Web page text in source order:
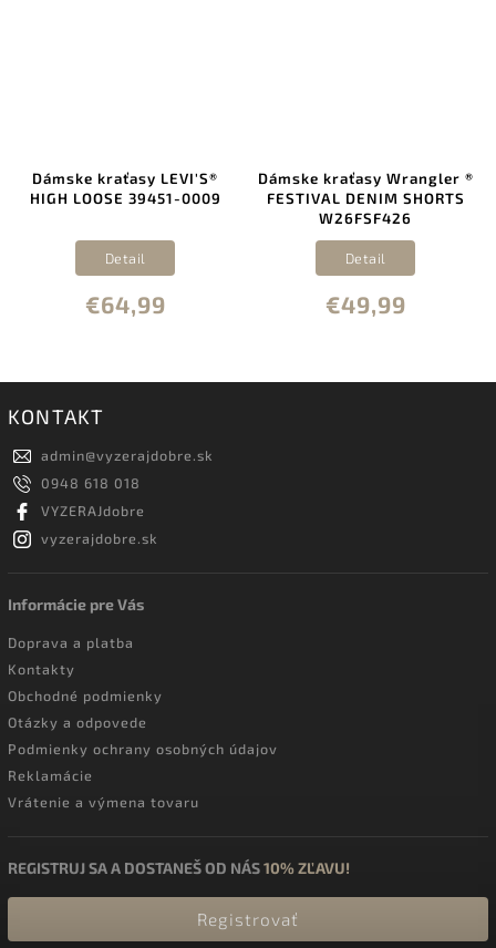
Dámske kraťasy LEVI'S®
HIGH LOOSE 39451-0009
€64,99
Detail
Dámske kraťasy Wrangler ®
FESTIVAL DENIM SHORTS
W26FSF426
€49,99
Detail
KONTAKT
admin@vyzerajdobre.sk
0948 618 018
VYZERAJdobre
vyzerajdobre.sk
Informácie pre Vás
Doprava a platba
Kontakty
Obchodné podmienky
Otázky a odpovede
Podmienky ochrany osobných údajov
Reklamácie
Vrátenie a výmena tovaru
REGISTRUJ SA A DOSTANEŠ OD NÁS10% ZĽAVU!
Registrovať